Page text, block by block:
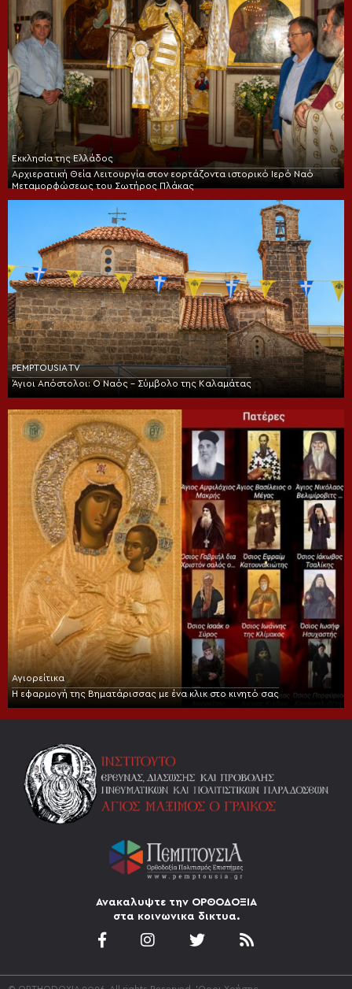
Εκκλησία της Ελλάδος
Αρχιερατική Θεία Λειτουργία στον εορτάζοντα ιστορικό Ιερό Ναό
Μεταμορφώσεως του Σωτήρος Πλάκας
PEMPTOUSIA TV
Άγιοι Απόστολοι: Ο Ναός – Σύμβολο της Καλαμάτας
Αγιορείτικα
Η εφαρμογή της Βηματάρισσας με ένα κλικ στο κινητό σας
Ανακαλυψτε την ΟΡΘΟΔΟΞΙΑ
στα κοινωνικα δικτυα.